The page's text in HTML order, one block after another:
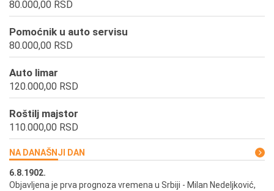
80.000,00 RSD
Pomoćnik u auto servisu
80.000,00 RSD
Auto limar
120.000,00 RSD
Roštilj majstor
110.000,00 RSD
NA DANAŠNJI DAN
6.8.1902.
Objavljena je prva prognoza vremena u Srbiji - Milan Nedeljković,